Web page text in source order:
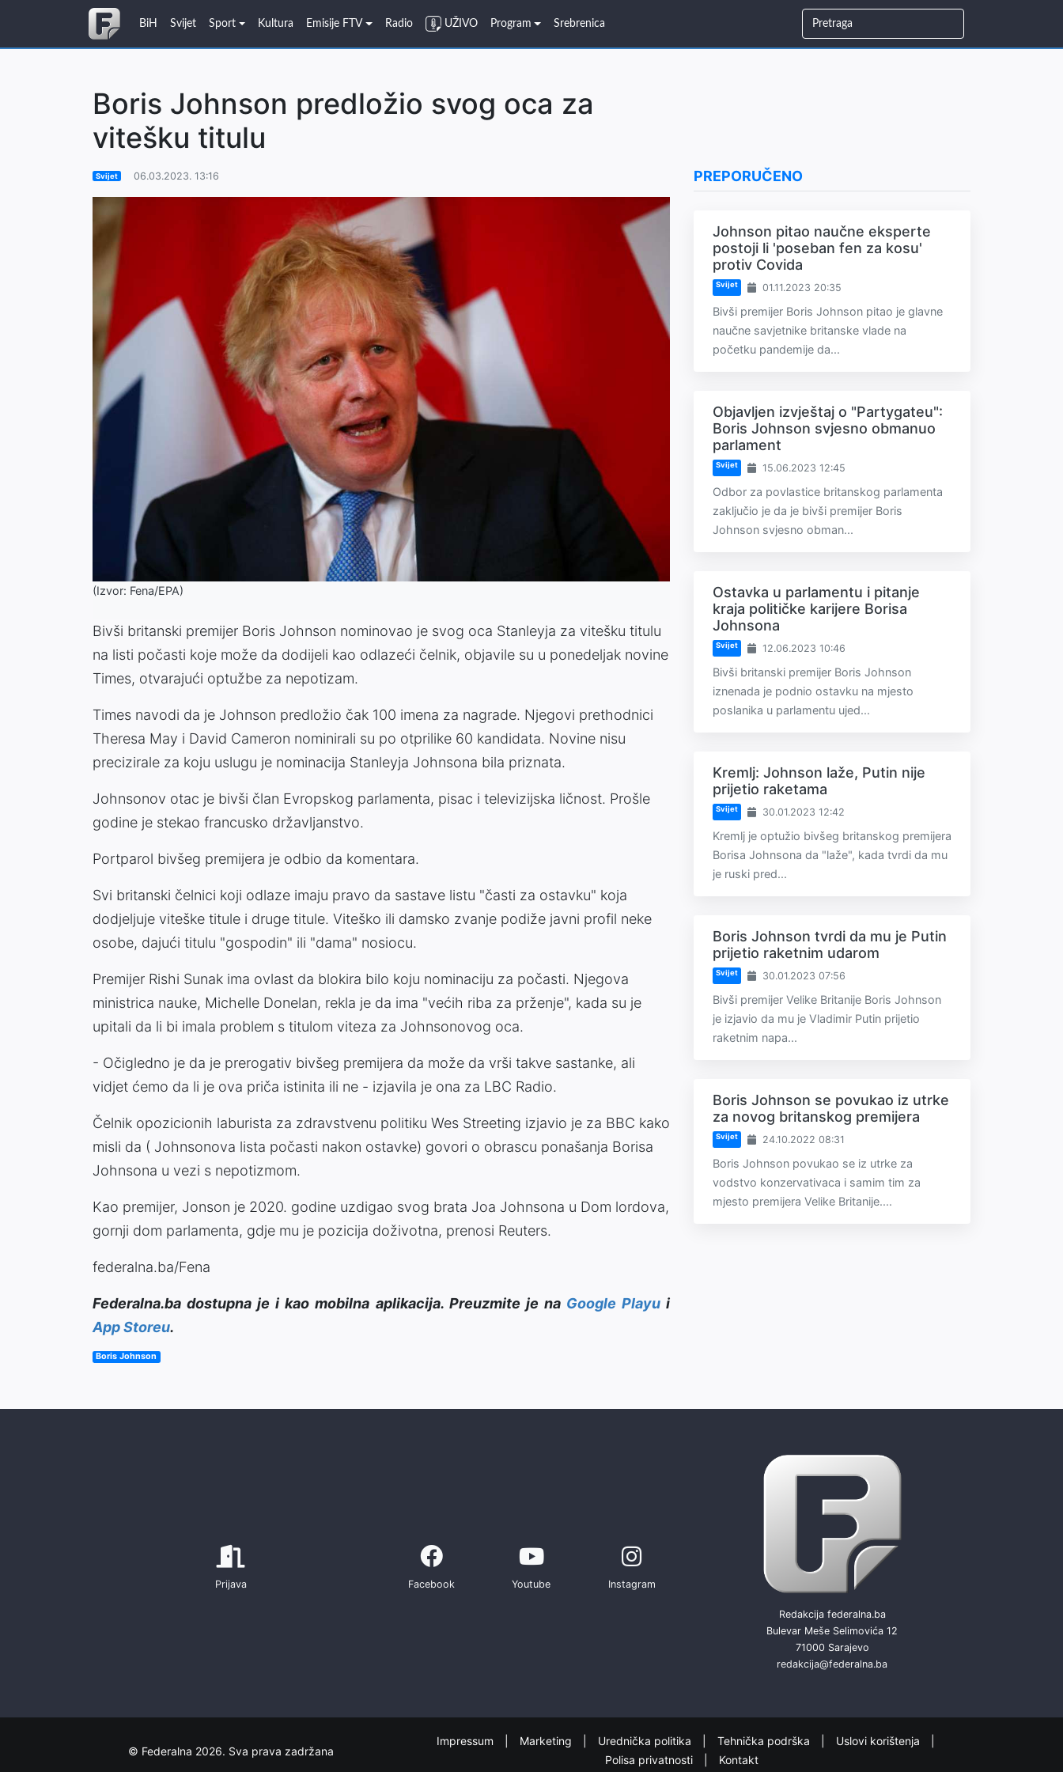
BiH Svijet Sport Kultura Emisije FTV Radio UŽIVO Program Srebrenica
Boris Johnson predložio svog oca za
vitešku titulu
Svijet 06.03.2023. 13:16
(Izvor: Fena/EPA)
Bivši britanski premijer Boris Johnson nominovao je svog oca Stanleyja za vitešku titulu
na listi počasti koje može da dodijeli kao odlazeći čelnik, objavile su u ponedeljak novine
Times, otvarajući optužbe za nepotizam.
Times navodi da je Johnson predložio čak 100 imena za nagrade. Njegovi prethodnici
Theresa May i David Cameron nominirali su po otprilike 60 kandidata. Novine nisu
precizirale za koju uslugu je nominacija Stanleyja Johnsona bila priznata.
Johnsonov otac je bivši član Evropskog parlamenta, pisac i televizijska ličnost. Prošle
godine je stekao francusko državljanstvo.
Portparol bivšeg premijera je odbio da komentara.
Svi britanski čelnici koji odlaze imaju pravo da sastave listu "časti za ostavku" koja
dodjeljuje viteške titule i druge titule. Viteško ili damsko zvanje podiže javni profil neke
osobe, dajući titulu "gospodin" ili "dama" nosiocu.
Premijer Rishi Sunak ima ovlast da blokira bilo koju nominaciju za počasti. Njegova
ministrica nauke, Michelle Donelan, rekla je da ima "većih riba za prženje", kada su je
upitali da li bi imala problem s titulom viteza za Johnsonovog oca.
- Očigledno je da je prerogativ bivšeg premijera da može da vrši takve sastanke, ali
vidjet ćemo da li je ova priča istinita ili ne - izjavila je ona za LBC Radio.
Čelnik opozicionih laburista za zdravstvenu politiku Wes Streeting izjavio je za BBC kako
misli da ( Johnsonova lista počasti nakon ostavke) govori o obrascu ponašanja Borisa
Johnsona u vezi s nepotizmom.
Kao premijer, Jonson je 2020. godine uzdigao svog brata Joa Johnsona u Dom lordova,
gornji dom parlamenta, gdje mu je pozicija doživotna, prenosi Reuters.
federalna.ba/Fena
Federalna.ba dostupna je i kao mobilna aplikacija. Preuzmite je na Google Playui
App Storeu.
Boris Johnson
PREPORUČENO
Johnson pitao naučne eksperte
postoji li 'poseban fen za kosu'
protiv Covida
Svijet 01.11.2023 20:35
Bivši premijer Boris Johnson pitao je glavne
naučne savjetnike britanske vlade na
početku pandemije da...
Objavljen izvještaj o "Partygateu":
Boris Johnson svjesno obmanuo
parlament
Svijet 15.06.2023 12:45
Odbor za povlastice britanskog parlamenta
zaključio je da je bivši premijer Boris
Johnson svjesno obman...
Ostavka u parlamentu i pitanje
kraja političke karijere Borisa
Johnsona
Svijet 12.06.2023 10:46
Bivši britanski premijer Boris Johnson
iznenada je podnio ostavku na mjesto
poslanika u parlamentu ujed...
Kremlj: Johnson laže, Putin nije
prijetio raketama
Svijet 30.01.2023 12:42
Kremlj je optužio bivšeg britanskog premijera
Borisa Johnsona da "laže", kada tvrdi da mu
je ruski pred...
Boris Johnson tvrdi da mu je Putin
prijetio raketnim udarom
Svijet 30.01.2023 07:56
Bivši premijer Velike Britanije Boris Johnson
je izjavio da mu je Vladimir Putin prijetio
raketnim napa...
Boris Johnson se povukao iz utrke
za novog britanskog premijera
Svijet 24.10.2022 08:31
Boris Johnson povukao se iz utrke za
vodstvo konzervativaca i samim tim za
mjesto premijera Velike Britanije....
Prijava Facebook Youtube Instagram
Redakcija federalna.ba
Bulevar Meše Selimovića 12
71000 Sarajevo
redakcija@federalna.ba
© Federalna 2026. Sva prava zadržana
Impressum Marketing Urednička politika Tehnička podrška
Uslovi korištenja
Polisa privatnosti
Kontakt